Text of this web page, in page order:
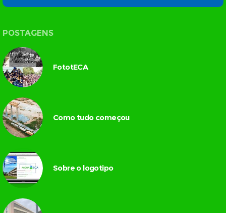
POSTAGENS
FototECA
Como tudo começou
Sobre o logotipo